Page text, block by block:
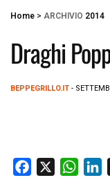
Home > ARCHIVIO 2014
Draghi
BEPPEGRILLO.IT -
W